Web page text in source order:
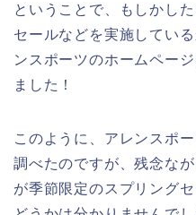
ということで、もしかし
セールなどを実施してい
ンスポーツのホームペー
ました！
このように、アレンスポ
調べたのですが、残念な
が季節限定のスプリング